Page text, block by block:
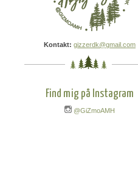
Kontakt: gizzerdk@gmail.com
Find mig på Instagram
@GiZmoAMH